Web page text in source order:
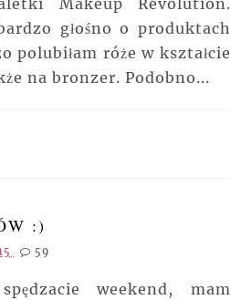
Makeup Revolution.
głośno o produktach
polubiłam róże w kształcie
na bronzer. Podobno...
:)
59
weekend, mam